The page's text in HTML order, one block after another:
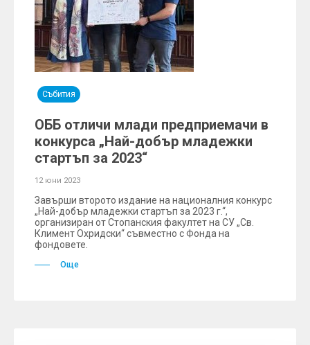
Събития
ОББ отличи млади предприемачи в
конкурсa „Най-добър младежки
стартъп за 2023“
12 юни 2023
Завърши второто издание на националния конкурс
„Най-добър младежки стартъп за 2023 г.“,
организиран от Стопанския факултет на СУ „Св.
Климент Охридски“ съвместно с Фонда на
фондовете.
Още